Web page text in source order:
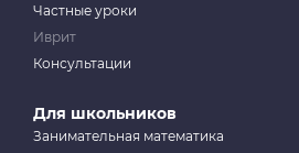
Частные уроки
Иврит
Консультации
Для школьников
Занимательная математика